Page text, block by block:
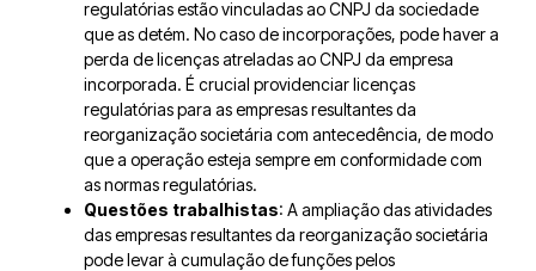
regulatórias estão vinculadas ao CNPJ da sociedade
que as detém. No caso de incorporações, pode haver a
perda de licenças atreladas ao CNPJ da empresa
incorporada. É crucial providenciar licenças
regulatórias para as empresas resultantes da
reorganização societária com antecedência, de modo
que a operação esteja sempre em conformidade com
as normas regulatórias.
Questões trabalhistas: A ampliação das atividades
das empresas resultantes da reorganização societária
pode levar à cumulação de funções pelos